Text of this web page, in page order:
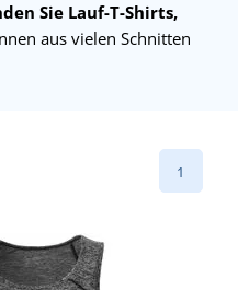
Sie Lauf-T-Shirts,
aus vielen Schnitten
1